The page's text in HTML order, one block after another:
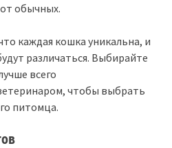
обычных.
каждая кошка уникальна, и
различаться. Выбирайте
всего
чтобы выбрать
питомца.